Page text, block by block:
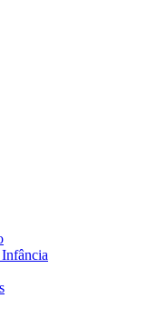
Infância